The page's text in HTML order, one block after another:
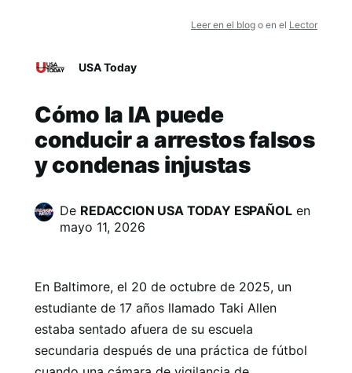
Leer en el blog o en el Lector
USA Today
Cómo la IA puede
conducir a arrestos falsos
y condenas injustas
De REDACCION USA TODAY ESPAÑOLen
mayo 11, 2026
En Baltimore, el 20 de octubre de 2025, un
estudiante de 17 años llamado Taki Allen
estaba sentado afuera de su escuela
secundaria después de una práctica de fútbol